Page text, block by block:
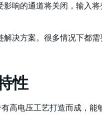
响的通道将关闭，输入
决方案。很多情况下都
性
高电压工艺打造而成，